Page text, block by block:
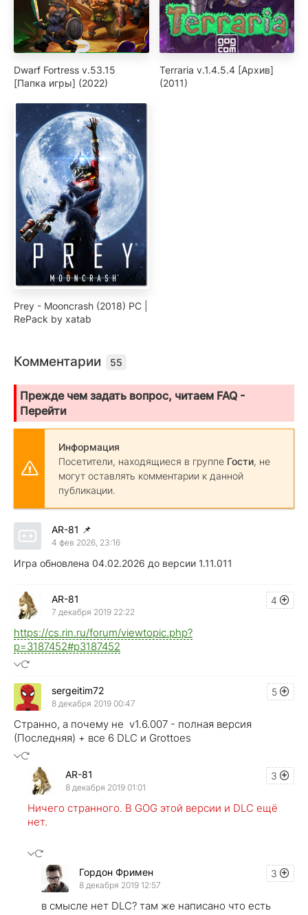
Dwarf Fortress v.53.15
[Папка игры] (2022)
Terraria v.1.4.5.4 [Архив]
(2011)
Prey - Mooncrash (2018) PC |
RePack by xatab
Комментарии 55
Прежде чем задать вопрос, читаем FAQ -
Перейти
Информация
Посетители, находящиеся в группе Гости, не
могут оставлять комментарии к данной
публикации.
AR-81 📌
4 фев 2026, 23:16
Игра обновлена 04.02.2026 до версии 1.11.011
4
AR-81
7 декабря 2019 22:22
https://cs.rin.ru/forum/viewtopic.php?
p=3187452#p3187452
5
sergeitim72
8 декабря 2019 00:47
Странно, а почему не v1.6.007 - полная версия
(Последняя) + все 6 DLC и Grottoes
3
AR-81
8 декабря 2019 01:01
Ничего странного. В GOG этой версии и DLC ещё
нет.
3
Гордон Фримен
8 декабря 2019 12:57
в смысле нет DLC? там же написано что есть